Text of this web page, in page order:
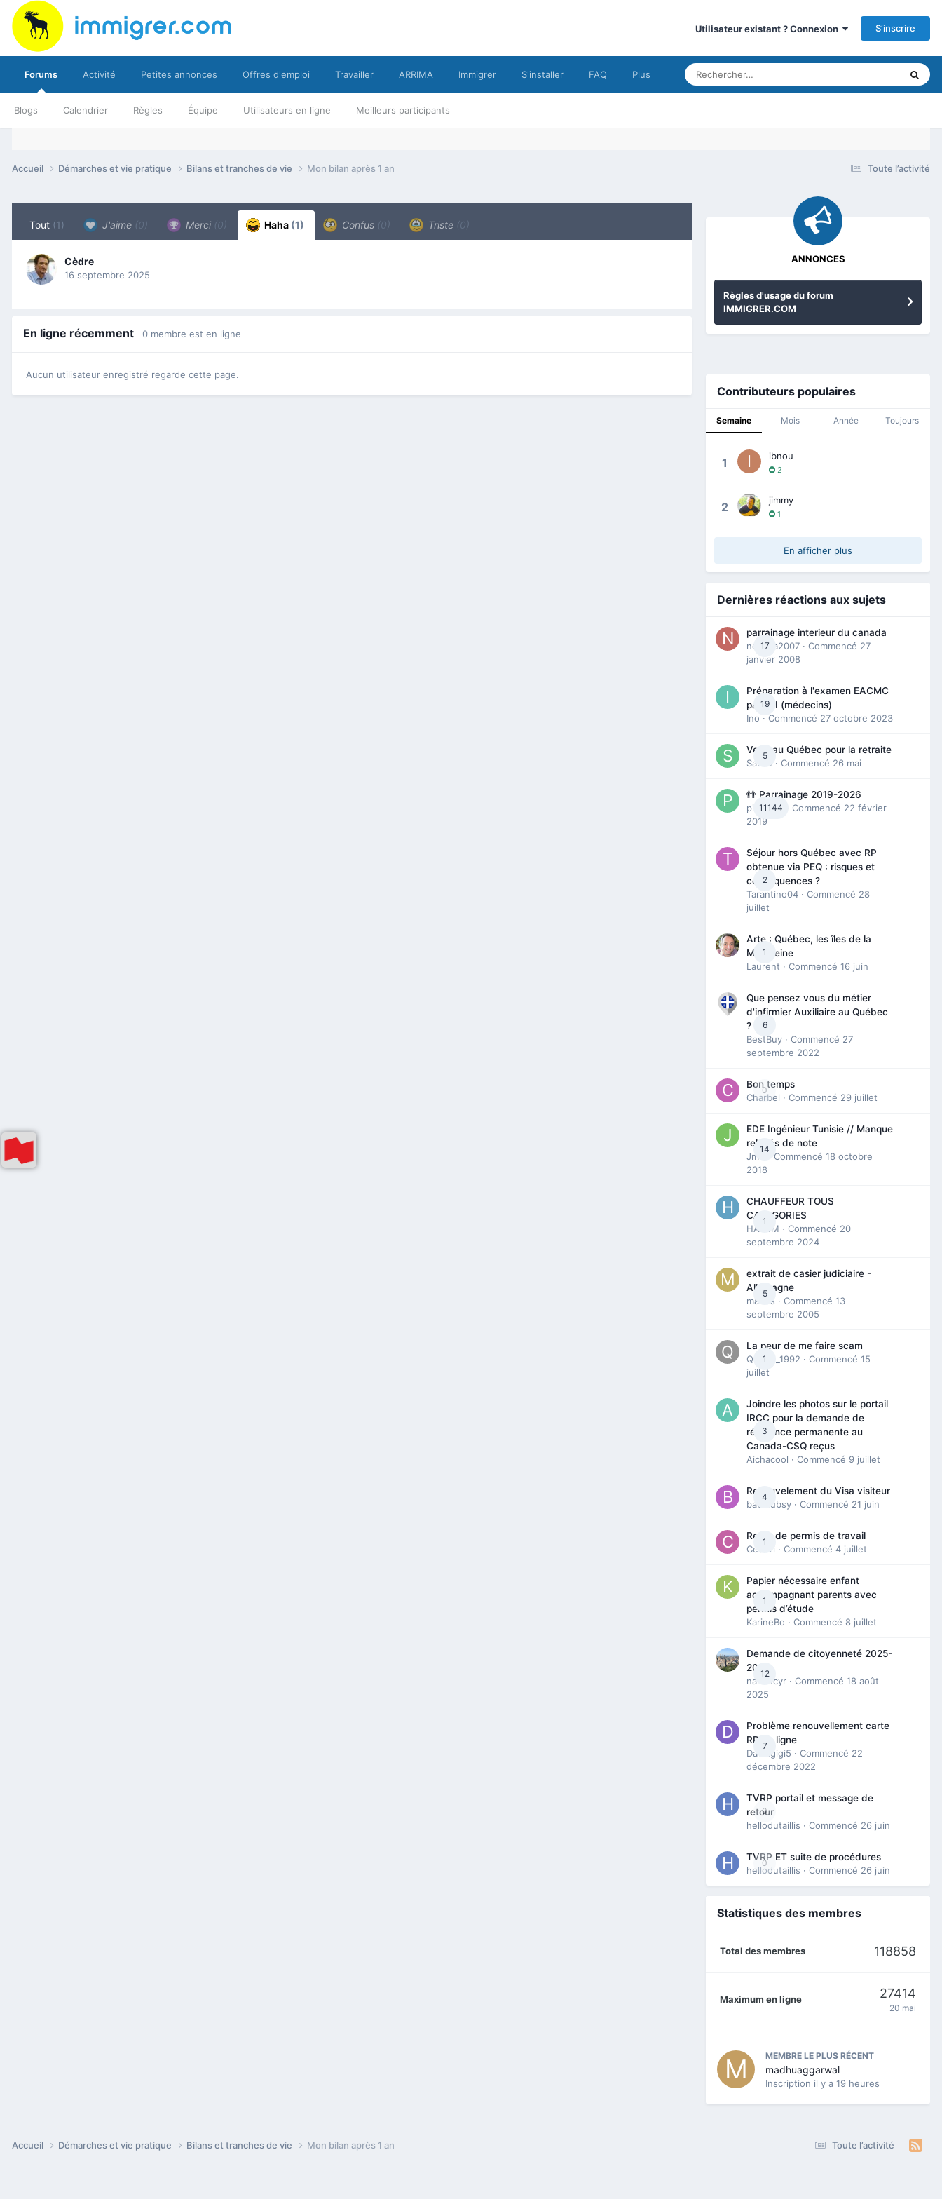
Utilisateur existant ? Connexion S’inscrire
Forums
Blogs Calendrier Règles Équipe Utilisateurs en ligne Meilleurs participants
Activité Petites annonces Offres d'emploi Travailler ARRIMA Immigrer S'installer FAQ Plus
Toute l’activité
Accueil Démarches et vie pratique Bilans et tranches de vie Mon bilan après 1 an
Tout (1) J'aime (0) Merci (0) Haha (1) Confus (0) Triste (0)
Cèdre
16 septembre 2025
En ligne récemment 0 membre est en ligne
Aucun utilisateur enregistré regarde cette page.
ANNONCES
Règles d'usage du forum
IMMIGRER.COM
Contributeurs populaires
Semaine Mois Année Toujours
1 ibnou
2
2 jimmy
1
En afficher plus
Dernières réactions aux sujets
17
parrainage interieur du canada
nedjma2007 · Commencé 27
janvier 2008
19
Préparation à l'examen EACMC
partie I (médecins)
Ino · Commencé 27 octobre 2023
5
Venir au Québec pour la retraite
Sab74 · Commencé 26 mai
11144
👬 Parrainage 2019-2026
piinoush
· Commencé 22 février
2019
2
Séjour hors Québec avec RP
obtenue via PEQ : risques et
conséquences ?
Tarantino04 · Commencé 28
juillet
1
Arte : Québec, les îles de la
Madeleine
Laurent · Commencé 16 juin
6
Que pensez vous du métier
d'infirmier Auxiliaire au Québec
?
BestBuy · Commencé 27
septembre 2022
0
Bon temps
Charbel · Commencé 29 juillet
14
EDE Ingénieur Tunisie // Manque
relevés de note
Jmili
· Commencé 18 octobre
2018
1
CHAUFFEUR TOUS
CATEGORIES
HAZEM · Commencé 20
septembre 2024
5
extrait de casier judiciaire -
Allemagne
maries · Commencé 13
septembre 2005
1
La peur de me faire scam
Queen_1992 · Commencé 15
juillet
3
Joindre les photos sur le portail
IRCC pour la demande de
résidence permanente au
Canada-CSQ reçus
Aichacool · Commencé 9 juillet
4
Renouvelement du Visa visiteur
babibubsy · Commencé 21 juin
1
Refus de permis de travail
Cedbri · Commencé 4 juillet
1
Papier nécessaire enfant
accompagnant parents avec
permis d’étude
KarineBo · Commencé 8 juillet
12
Demande de citoyenneté 2025-
2026
nanancyr · Commencé 18 août
2025
7
Problème renouvellement carte
RP en ligne
Davidgigi5 · Commencé 22
décembre 2022
0
TVRP portail et message de
retour
hellodutaillis · Commencé 26 juin
0
TVRP ET suite de procédures
hellodutaillis · Commencé 26 juin
Statistiques des membres
Total des membres 118858
Maximum en ligne 27414
20 mai
MEMBRE LE PLUS RÉCENT
madhuaggarwal
Inscription il y a 19 heures
Toute l’activité
Accueil Démarches et vie pratique Bilans et tranches de vie Mon bilan après 1 an